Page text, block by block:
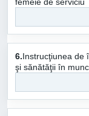
femeie de serviciu
6.Instrucţiunea de
şi sănătăţii în